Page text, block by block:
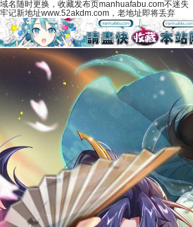
域名随时更换，收藏发布页manhuafabu.com不迷失
牢记新地址www.52akdm.com，老地址即将丢弃